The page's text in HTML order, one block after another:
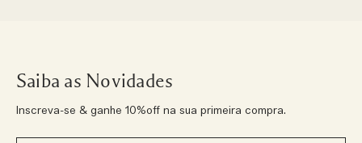
Saiba as Novidades
Inscreva-se & ganhe 10%off na sua primeira compra.